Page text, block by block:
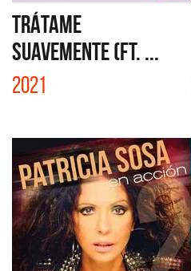
TRÁTAME
SUAVEMENTE (FT. ...
2021